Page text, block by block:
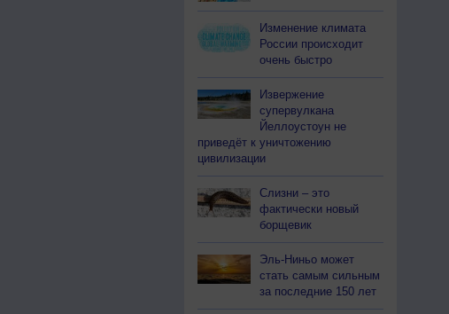
Изменение климата
России происходит
очень быстро
Извержение
супервулкана
Йеллоустоун не
приведёт к уничтожению
цивилизации
Слизни – это
фактически новый
борщевик
Эль-Ниньо может
стать самым сильным
за последние 150 лет